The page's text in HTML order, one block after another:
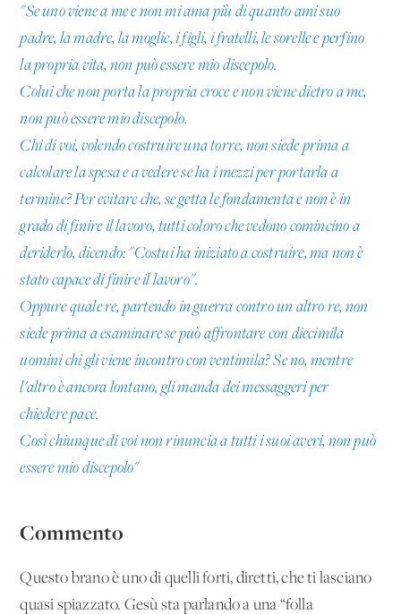
"Se uno viene a me e non mi ama più di quanto ami suo
padre, la madre, la moglie, i figli, i fratelli, le sorelle e perfino
la propria vita, non può essere mio discepolo.
Colui che non porta la propria croce e non viene dietro a me,
non può essere mio discepolo.
Chi di voi, volendo costruire una torre, non siede prima a
calcolare la spesa e a vedere se ha i mezzi per portarla a
termine? Per evitare che, se getta le fondamenta e non è in
grado di finire il lavoro, tutti coloro che vedono comincino a
deriderlo, dicendo: "Costui ha iniziato a costruire, ma non è
stato capace di finire il lavoro".
Oppure quale re, partendo in guerra contro un altro re, non
siede prima a esaminare se può affrontare con diecimila
uomini chi gli viene incontro con ventimila? Se no, mentre
l'altro è ancora lontano, gli manda dei messaggeri per
chiedere pace.
Così chiunque di voi non rinuncia a tutti i suoi averi, non può
essere mio discepolo"
Commento
Questo brano è uno di quelli forti, diretti, che ti lasciano
quasi spiazzato. Gesù sta parlando a una “folla